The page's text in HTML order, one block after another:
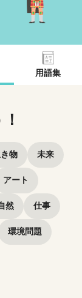
用語集
物 未来
アート
然 仕事
環境問題